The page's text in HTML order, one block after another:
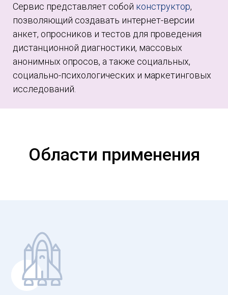
Сервис представляет собой конструктор,
позволяющий создавать интернет-версии
анкет, опросников и тестов для проведения
дистанционной диагностики, массовых
анонимных опросов, а также социальных,
социально-психологических и маркетинговых
исследований.
Области применения